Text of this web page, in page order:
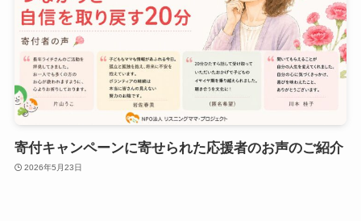
寄付キャンペーンに寄せられた応援者のお声のご紹介
2026年5月23日